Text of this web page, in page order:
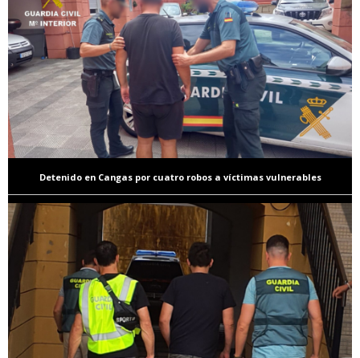
Detenido en Cangas por cuatro robos a víctimas vulnerables